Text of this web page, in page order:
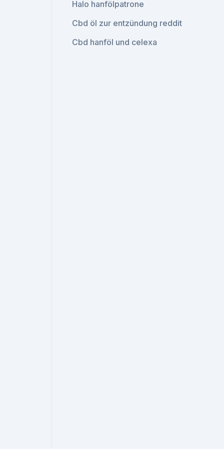
Halo hanfölpatrone
Cbd öl zur entzündung reddit
Cbd hanföl und celexa